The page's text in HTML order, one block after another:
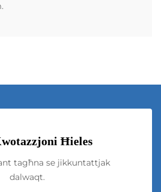
Ħieles
tagħna se jikkuntattjak
dalwaqt.